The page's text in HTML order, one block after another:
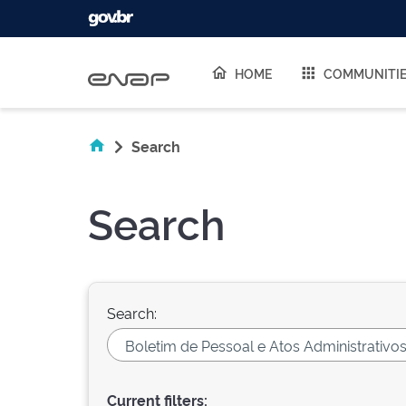
HOME
Search
Search
Search:
Current filters: